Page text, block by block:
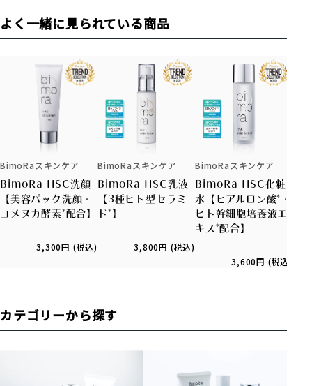
よく一緒に見られている商品
BimoRaスキンケア
BimoRa HSC洗顔
【美容パック洗顔・
コメヌカ酵素*配合】
3,300円 (税込)
BimoRaスキンケア
BimoRa HSC乳液
【3種ヒト型セラミ
ド*】
3,800円 (税込)
BimoRaスキンケア
BimoRa HSC化粧
水【ヒアルロン酸*・
ヒト幹細胞培養液エ
キス*配合】
3,600円 (税込)
カテゴリーから探す